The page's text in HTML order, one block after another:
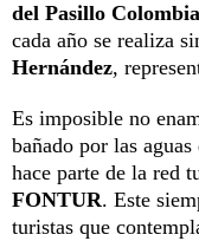
del Pasillo
cada año se realiza
Hernández,
Es imposible no
bañado por las
hace parte de la red
FONTUR. Este
turistas que